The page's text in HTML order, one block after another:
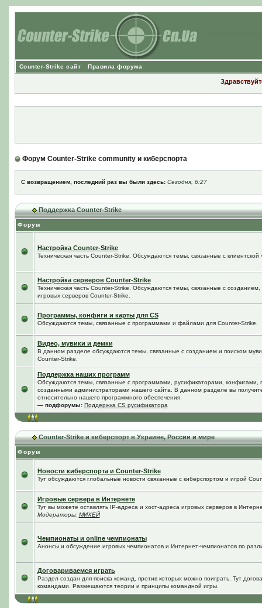
Counter-Strike сайт Правила форума
Форум Counter-Strike community и киберспорта
С возвращением, последний раз вы были здесь: Сегодня, 6:27
Поддержка Counter-Strike
Форум
Настройка Counter-Strike
Техническая часть Counter-Strike. Обсуждаются темы, связанные с клиентской
Настройка серверов Counter-Strike
Техническая часть Counter-Strike. Обсуждаются темы, связанные с
игровых серверов Counter-Strike.
Программы, конфиги и карты для CS
Обсуждаются темы, связанные с программами и файлами для Counter-Strike.
Видео, мувики и демки
В данном разделе обсуждаются темы, связанные с созданием и поиском
Counter-Strike.
Поддержка наших программ
Обсуждаются темы, связанные с программами, русификаторами, конфигами,
созданными администраторами нашего сайта. В данном разделе вы
относительно нашего программного обеспечения.
— подфорумы: Поддержка CS русификатора
Counter-Strike и киберспорт в Украине, России и мире
Форум
Новости киберспорта и Counter-Strike
Тут обсуждаются глобальные новости связанные с киберспортом и игрой
Игровые сервера в Интернете
Тут вы можете оставлять IP-адреса и хост-адреса игровых серверов в
Модераторы: МИХЕЙ
Чемпионаты и online чемпионаты
Анонсы и обсуждение игровых чемпионатов и Интернет-чемпионатов по
Договариваемся играть
Раздел создан для поиска команд, против которых можно поиграть. Тут
командами. Размещаются теории и принципы командной игры.